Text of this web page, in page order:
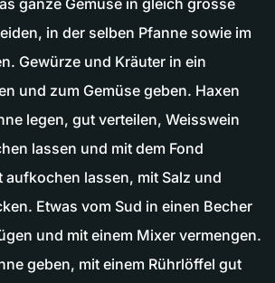
ganze Gemüse in gleich grosse
in der selben Pfanne sowie im
Gewürze und Kräuter in ein
und zum Gemüse geben. Haxen
legen, gut verteilen, Weisswein
lassen und mit dem Fond
aufkochen lassen, mit Salz und
Etwas vom Sud in einen Becher
und mit einem Mixer vermengen.
geben, mit einem Rührlöffel gut